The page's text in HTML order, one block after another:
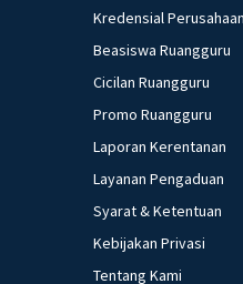
Kredensial Perusahaan
Beasiswa Ruangguru
Cicilan Ruangguru
Promo Ruangguru
Laporan Kerentanan
Layanan Pengaduan
Syarat & Ketentuan
Kebijakan Privasi
Tentang Kami